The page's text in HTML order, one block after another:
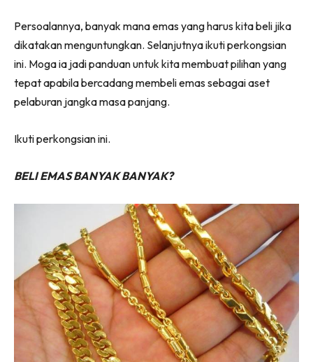
Persoalannya, banyak mana emas yang harus kita beli jika
dikatakan menguntungkan. Selanjutnya ikuti perkongsian
ini. Moga ia jadi panduan untuk kita membuat pilihan yang
tepat apabila bercadang membeli emas sebagai aset
pelaburan jangka masa panjang.
Ikuti perkongsian ini.
BELI EMAS BANYAK BANYAK?